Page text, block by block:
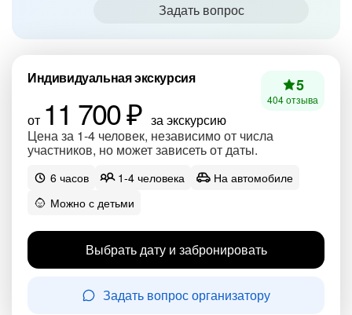
Задать вопрос
Индивидуальная экскурсия
от 11 700 ₽ за экскурсию
Цена за 1-4 человек, независимо от числа
участников, но может зависеть от даты.
5
404 отзыва
6 часов 1-4 человека
На автомобиле
Можно с детьми
Выбрать дату и забронировать
Задать вопрос организатору